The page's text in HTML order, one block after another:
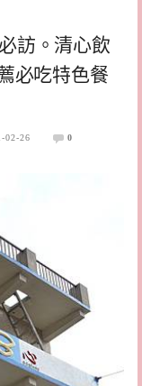
訪。清心飲
必吃特色餐
02-26 0